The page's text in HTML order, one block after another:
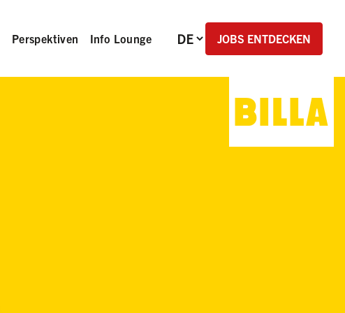
Perspektiven Info Lounge JOBS ENTDECKEN